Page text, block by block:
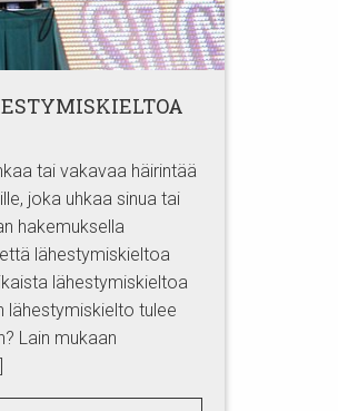
tai vakavaa häirintää
joka uhkaa sinua tai
hakemuksella
lähestymiskieltoa
lähestymiskieltoa
lähestymiskielto tulee
Lain mukaan